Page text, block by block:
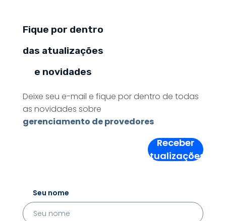
Fique por dentro
das atualizações
e novidades
Deixe seu e-mail e fique por dentro de todas
as novidades sobre
gerenciamento de provedores
Receber
Atualizações!
Seu nome